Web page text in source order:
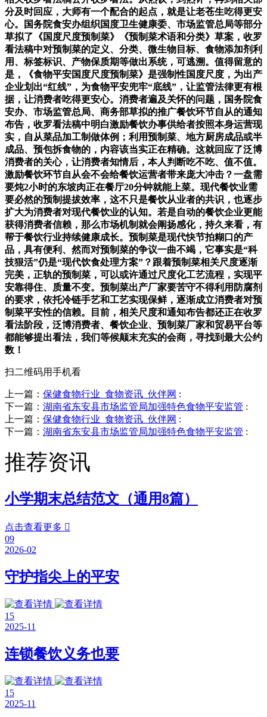
分及时回应，大师有一个配合的起点，就是让老苍生吃得更安
心。国务院食安办组织国度卫生健康委、市场监管总局等部分
草拟了《国度尺度预制菜》《预制菜术语和分类》草案，收罗
看法稿中对预制菜的定义、分类、微生物目标、食物添加剂利
用、标签标识、产物保质期等做出系统，可逃溯。值得留意的
是，《食物平安国度尺度预制菜》是强制性国度尺度，为出产
企业划出“红线”，为食物平安兜牢“底线”，让监管法律更有根
据，让消费者吃得更安心。消费者遍及关怀的问题，国务院食
安办、市场监管总局、商务部草拟的推广餐饮环节自从的通知
布告，收罗看法稿中明白激励餐饮办事供给者按照本身运营现
实，自从菜品加工制做体例；利用预制菜、地方厨房成品或半
成品、预包拆食物的，内容该当实正在精确。这就回应了泛博
消费者的关心，让消费者知情后，本人判断吃不吃、值不值。
激励餐饮环节自从会不会给餐饮运营者带来庞大冲击？一盘需
要炖2小时的东坡肉正在餐厅20分钟就能上菜。现代餐饮业需
要必然的预制提拔效率，这不只是餐饮从业者的共识，也逐步
扩大为消费者对现代餐饮业的认知。若是自动的餐饮企业更能
获得消费者信赖，那么市场机制就会阐扬感化，持久来看，有
帮于餐饮行业持续健康成长。预制菜是现代快节拍糊口的产
品，具有便利、然而对预制菜的争议一曲不竭，它事实是“科
技狠活”仍是“现代饮食处理方案”？跟着预制菜相关尺度逐渐
完美，正轨的预制菜，可以或许通过尺度化工艺流程，实现平
安靠得住、质量不变。预制菜出产厂家要苦守不得利用防腐剂
的要求，依托冷链手艺和工艺实现保鲜，逐渐成立消费者对预
制菜平安性的信赖。目前，相关尺度和通知布告都还正在收罗
看法阶段，泛博消费者、餐饮企业、预制菜厂家和贸易平台等
都能够提出看法，我们等候颠末充实的会商，寻找到最大公约
数！
扫二维码用手机看
上一篇： 保健食物行业_食物资讯_伙伴网 :
下一篇： 湖南省东安县市场监管局加强特色食物平安监管 :
上一篇： 保健食物行业_食物资讯_伙伴网 :
下一篇： 湖南省东安县市场监管局加强特色食物平安监管 :
推荐资讯
小学期末总结范文（通用8篇）
点击查看更多 
09
2026-02
守护指尖上的平安
15
2025-11
连锁餐饮义务也要
15
2025-11